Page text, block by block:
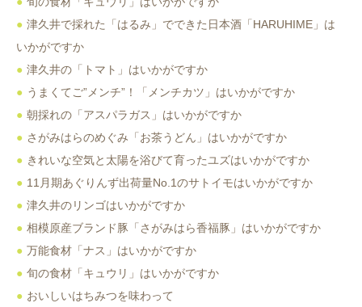
津久井で採れた「はるみ」でできた日本酒「HARUHIME」は
いかがですか
津久井の「トマト」はいかがですか
うまくてご”メンチ”！「メンチカツ」はいかがですか
朝採れの「アスパラガス」はいかがですか
さがみはらのめぐみ「お茶うどん」はいかがですか
きれいな空気と太陽を浴びて育ったユズはいかがですか
11月期あぐりんず出荷量No.1のサトイモはいかがですか
津久井のリンゴはいかがですか
相模原産ブランド豚「さがみはら香福豚」はいかがですか
万能食材「ナス」はいかがですか
旬の食材「キュウリ」はいかがですか
おいしいはちみつを味わって